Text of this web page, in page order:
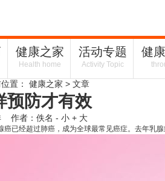
健康之家
Health home
活动专题
Activity Topic
健
置： 健康之家 > 文章
预防才有效
作者：佚名 - 小 + 大
癌已经超过肺癌，成为全球最常见癌症。去年乳